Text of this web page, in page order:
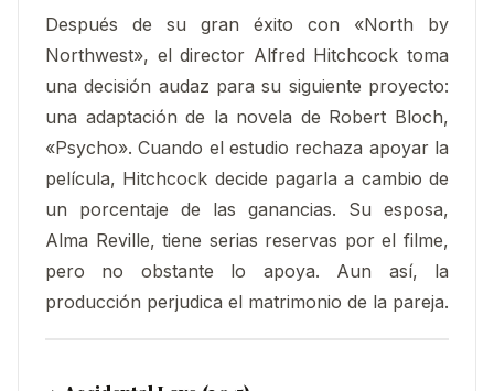
Después de su gran éxito con «North by
Northwest», el director Alfred Hitchcock toma
una decisión audaz para su siguiente proyecto:
una adaptación de la novela de Robert Bloch,
«Psycho». Cuando el estudio rechaza apoyar la
película, Hitchcock decide pagarla a cambio de
un porcentaje de las ganancias. Su esposa,
Alma Reville, tiene serias reservas por el filme,
pero no obstante lo apoya. Aun así, la
producción perjudica el matrimonio de la pareja.